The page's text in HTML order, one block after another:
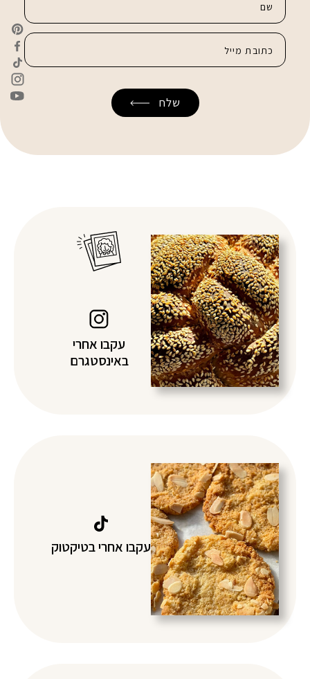
עקבו אחרי
באינסטגרם
עקבו אחרי בטיקטוק